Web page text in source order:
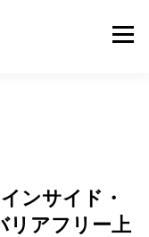
ンサイド・
リアフリー上